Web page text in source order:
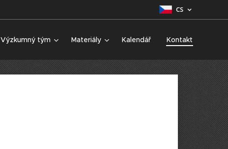
CS
Výzkumný tým Materiály Kalendář Kontakt